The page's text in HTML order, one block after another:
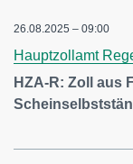
26.08.2025 – 09:00
Hauptzollamt
HZA-R: Zoll aus